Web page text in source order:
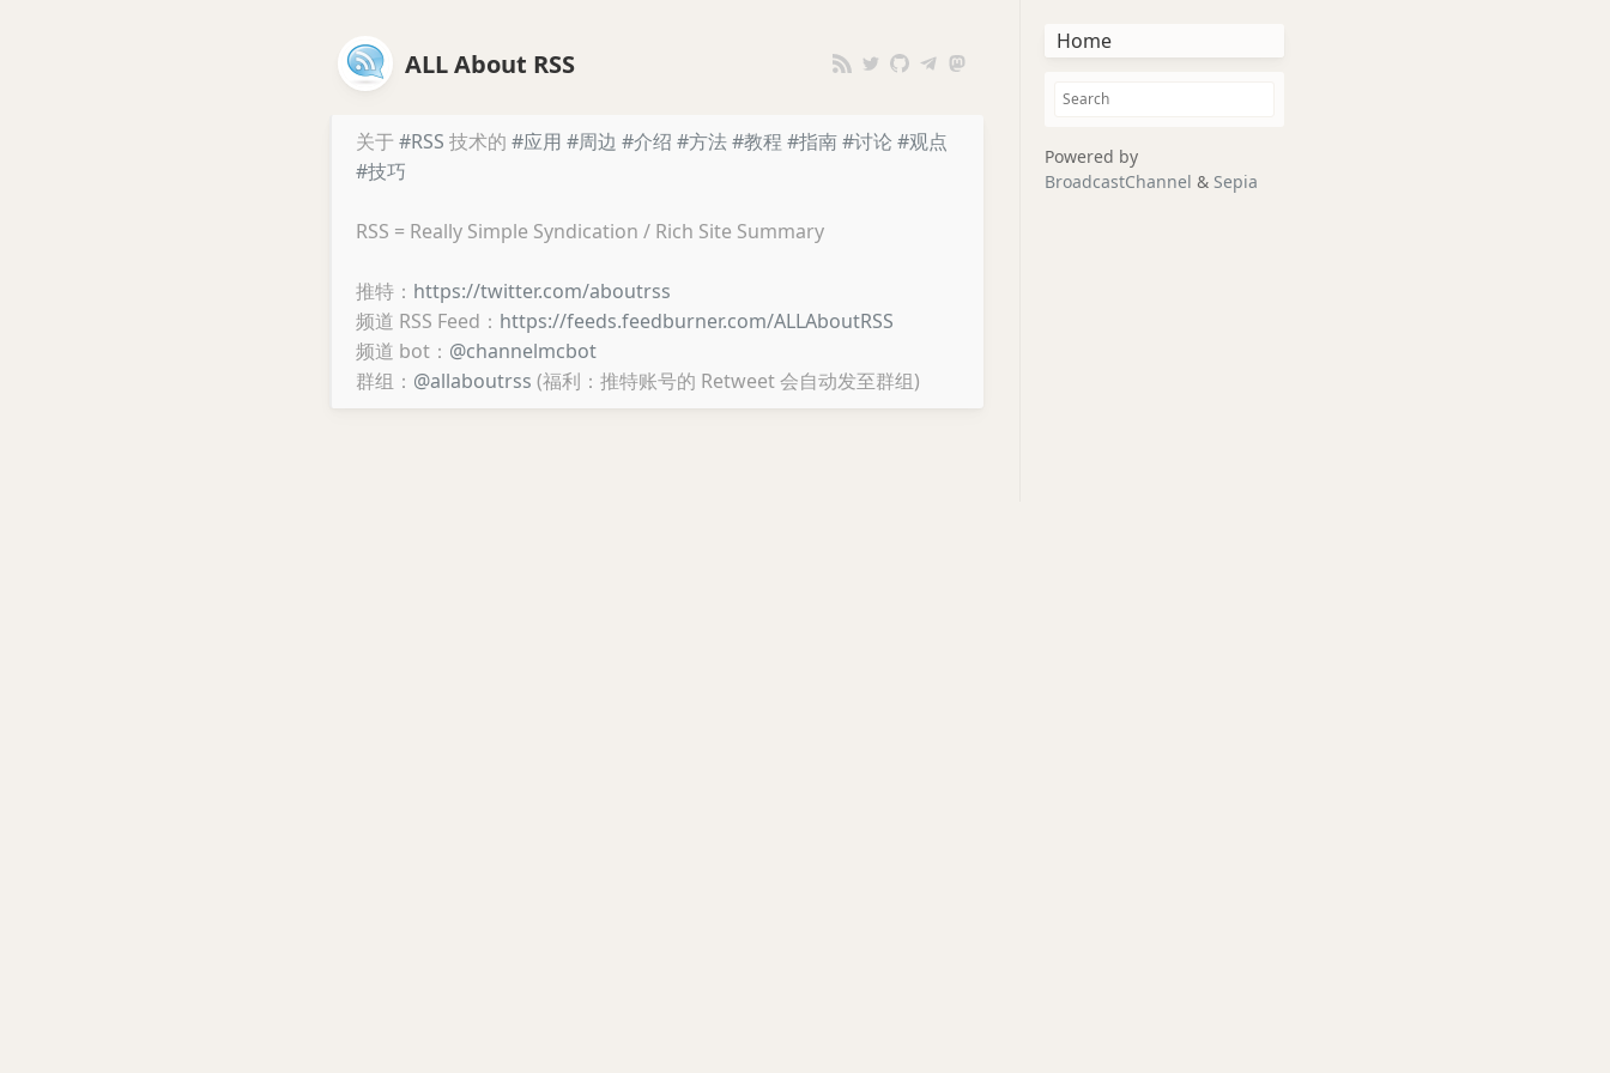
ALL About RSS
关于 #RSS 技术的 #应用 #周边 #介绍 #方法#教程 #指南#讨论 #观点
#技巧
RSS = Really Simple Syndication / Rich Site Summary
推特： https://twitter.com/aboutrss
频道 RSS Feed： https://feeds.feedburner.com/ALLAboutRSS
频道 bot： @channelmcbot
群组： @allaboutrss (福利：推特账号的 Retweet 会自动发至群组)
Home
Powered by
BroadcastChannel & Sepia